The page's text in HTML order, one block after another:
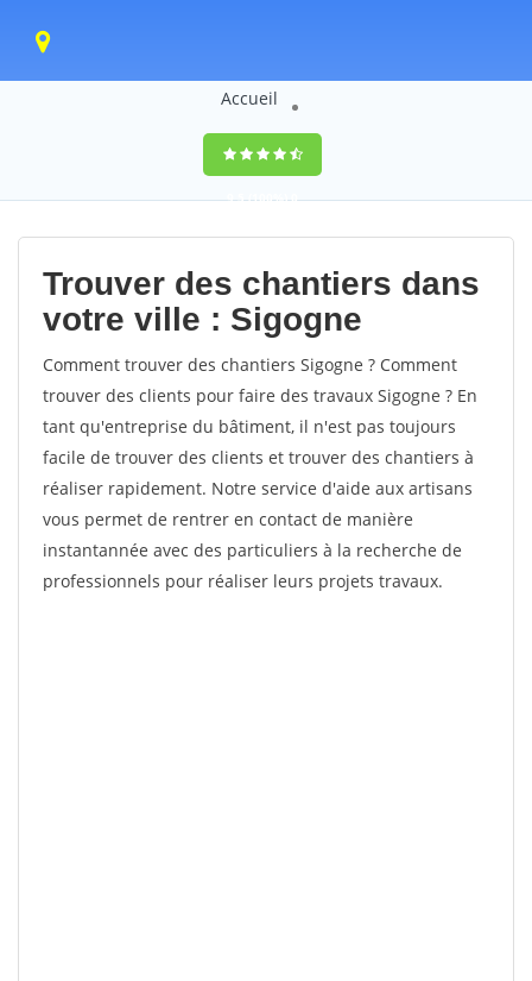
Accueil
9,5(100%)0
votes
Trouver des chantiers dans
votre ville : Sigogne
Comment trouver des chantiers Sigogne ? Comment
trouver des clients pour faire des travaux Sigogne ? En
tant qu'entreprise du bâtiment, il n'est pas toujours
facile de trouver des clients et trouver des chantiers à
réaliser rapidement. Notre service d'aide aux artisans
vous permet de rentrer en contact de manière
instantannée avec des particuliers à la recherche de
professionnels pour réaliser leurs projets travaux.